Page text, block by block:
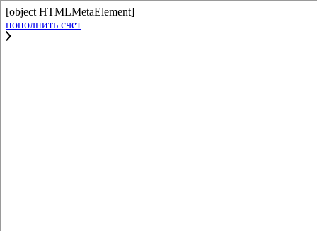
[object HTMLMetaElement]
пополнить счет